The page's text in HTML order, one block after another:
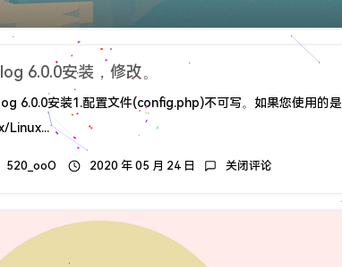
6.0.0安装，修改。
6.0.0安装1.配置文件(config.php)不可写。如果您使用的是
Linux...
520_ooO 2020 年 05 月 24 日 关闭评论